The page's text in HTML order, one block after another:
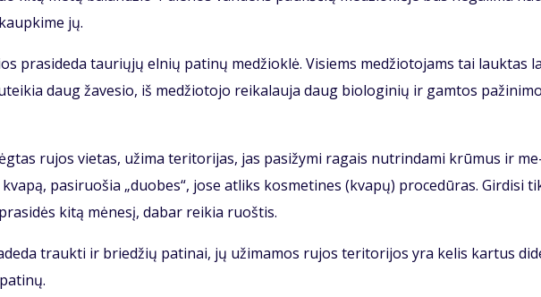
jų.
pra­si­de­da tau­rių­jų el­nių pa­ti­nų me­džiok­lė. Vi­siems me­džio­to­jams tai lauk­tas
daug ža­ve­sio, iš me­džio­to­jo rei­ka­lau­ja daug bio­lo­gi­nių ir gam­tos
ru­jos vie­tas, už­ima te­ri­to­ri­jas, jas pa­si­žy­mi ra­gais nu­trin­da­mi krū­mus ir
pa­si­ruo­šia „duo­bes“, jo­se at­liks kos­me­ti­nes (kva­pų) pro­ce­dū­ras. Gir­di­si
ki­tą mė­ne­sį, da­bar rei­kia ruoš­tis.
trauk­ti ir brie­džių pa­ti­nai, jų už­ima­mos ru­jos te­ri­to­ri­jos yra ke­lis kar­tus